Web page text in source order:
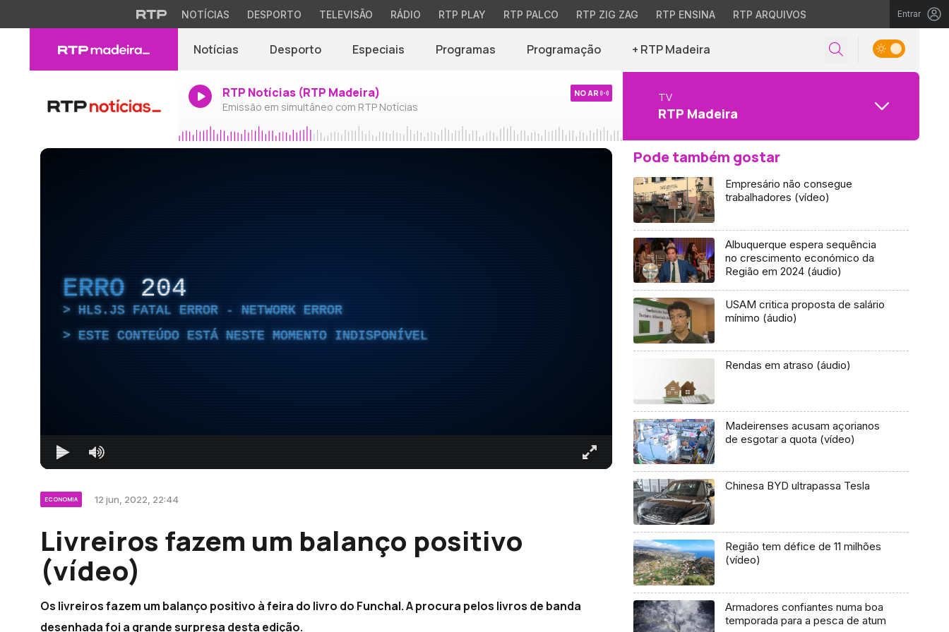
NOTÍCIAS DESPORTO TELEVISÃO RÁDIO RTP PLAY RTP PALCO RTP ZIG ZAG RTP ENSINA RTP ARQUIVOS Entrar
Notícias Desporto Especiais Programas Programação + RTP Madeira
RTP Notícias (RTP Madeira)
Emissão em simultâneo com RTP Notícias
NO AR TV
RTP Madeira
ERRO 204
HLS.JS FATAL ERROR - NETWORK ERROR
ESTE CONTEÚDO ESTÁ NESTE MOMENTO INDISPONÍVEL
ECONOMIA 12 jun, 2022, 22:44
Livreiros fazem um balanço positivo
(vídeo)
Os livreiros fazem um balanço positivo à feira do livro do Funchal. A procura pelos livros de banda
desenhada foi a grande surpresa desta edição.
Pode também gostar
Empresário não consegue
trabalhadores (vídeo)
Albuquerque espera sequência
no crescimento económico da
Região em 2024 (áudio)
USAM critica proposta de salário
mínimo (áudio)
Rendas em atraso (áudio)
Madeirenses acusam açorianos
de esgotar a quota (vídeo)
Chinesa BYD ultrapassa Tesla
Região tem défice de 11 milhões
(vídeo)
Armadores confiantes numa boa
temporada para a pesca de atum